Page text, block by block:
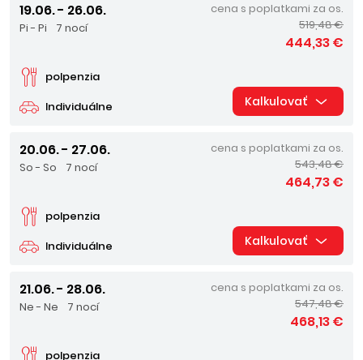
19.06. - 26.06.
Pi - Pi 7 nocí
Individuálne
polpenzia
cena s poplatkami za os.
519,48 €
444,33 €
Kalkulovať
20.06. - 27.06.
So - So 7 nocí
Individuálne
polpenzia
cena s poplatkami za os.
543,48 €
464,73 €
Kalkulovať
21.06. - 28.06.
Ne - Ne 7 nocí
polpenzia
cena s poplatkami za os.
547,48 €
468,13 €